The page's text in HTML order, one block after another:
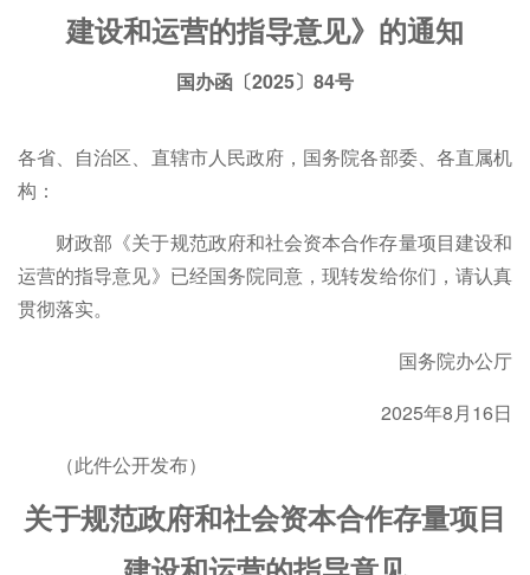
建设和运营的指导意见》的通知
国办函〔2025〕84号
各省、自治区、直辖市人民政府，国务院各部委、各直属机
构：
财政部《关于规范政府和社会资本合作存量项目建设和
运营的指导意见》已经国务院同意，现转发给你们，请认真
贯彻落实。
国务院办公厅
2025年8月16日
（此件公开发布）
关于规范政府和社会资本合作存量项目